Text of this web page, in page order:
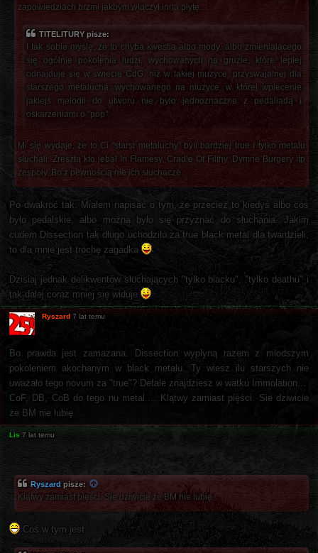
zapowiedziach brzmi jakbym włączył inna płytę.
TITELITURY pisze:
I tak sobie myślę, że to chyba kwestia albo mody, albo zmieniającego
się ogólnie pokolenia ludzi, wychowanych na gruzie, które lepiej
odnajduje się w świecie CdG, niż w takiej muzyce, przyswajalnej dla
starszego metalucha, wychowanego na muzyce, w której wplecenie
jakiejś melodii do utworu nie było jednoznaczne z pedaliadą i
oskarżeniami o "pop".
Mi się wydaje, że to Ci "starsi metaluchy" byli bardziej true i tylko metalu
słuchali. Zresztą kto jebał In Flamesy, Cradle Of Filthy, Dymne Burgery itp
zespoły. Bo z pewnością nie ich słuchacze.
Po dwakroć tak. Miałem napisać o tym, że przecież to kiedyś albo coś
było pedalskie, albo można było się przyznać do słuchania. Jakim
cudem Dissection tak długo uchodziło za true black metal dla twardzieli,
to dla mnie jest trochę zagadka
Dzisiaj jednak delikwentów słuchających "tylko blacku", "tylko deathu" i
tak dalej coraz mniej się widuje
Ryszard 7 lat temu
Bo prawda jest zamazana. Dissection wyplyną razem z mlodszym
pokoleniem akochanym w black metalu. Ty wiesz ilu starszych nie
uważało tego novum za "true"? Detale znajdziesz w watku Immolation...
CoF, DB, CoB do tego nu metal.... Klątwy zamiast pięści. Sie dziwicie
że BM nie lubię
Lis 7 lat temu
Ryszard pisze:
Klątwy zamiast pięści. Sie dziwicie że BM nie lubię
Coś w tym jest